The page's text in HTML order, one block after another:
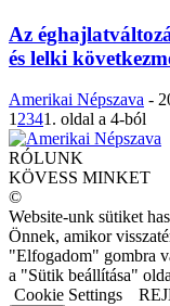
Az
és lelki
Amerikai Népszava -
1 2341. oldal a 4-ból
RÓLUNK
KÖVESS MINKET
©
Website-unk sütiket
Önnek, amikor
"Elfogadom" gombra
a "Sütik beállítása"
Cookie Settings